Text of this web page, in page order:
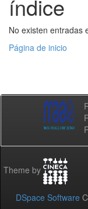
índice
No existen entradas
Página de inicio
Theme by
DSpace Software